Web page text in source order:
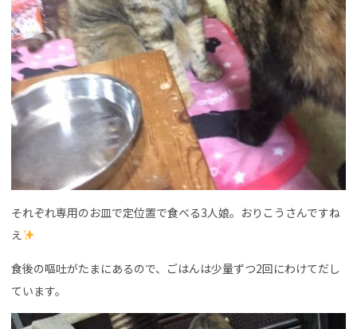
それぞれ専用のお皿で定位置で食べる3人娘。おりこうさんですね
え
食後の嘔吐がたまにあるので、ごはんは少量ずつ2回にわけてだし
ています。